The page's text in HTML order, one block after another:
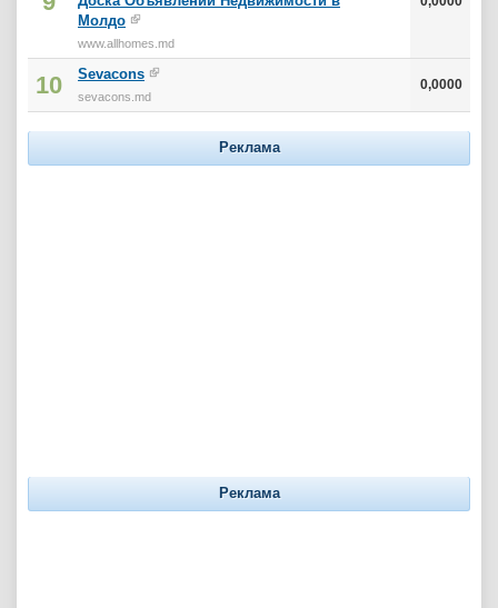
Молдо
www.allhomes.md
10 Sevacons
sevacons.md
0,0000
Реклама
Реклама